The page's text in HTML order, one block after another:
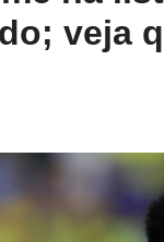
veja